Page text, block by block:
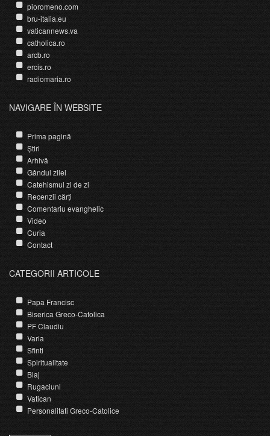
pioromeno.com
bru-italia.eu
vaticannews.va
catholica.ro
arcb.ro
ercis.ro
radiomaria.ro
NAVIGARE ÎN WEBSITE
Prima pagină
Știri
Arhivă
Gândul zilei
Catehismul zi de zi
Recenzii cărți
Comentariu evanghelic
Video
Curia
Contact
CATEGORII ARTICOLE
Papa Francisc
Biserica Greco-Catolica
PF Claudiu
Varia
Sfinti
Spiritualitate
Blaj
Rugaciuni
Vatican
Personalitati Greco-Catolice